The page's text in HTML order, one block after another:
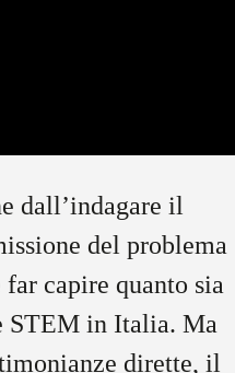
dall’indagare il
del problema
capire quanto sia
STEM in Italia. Ma
dirette, il